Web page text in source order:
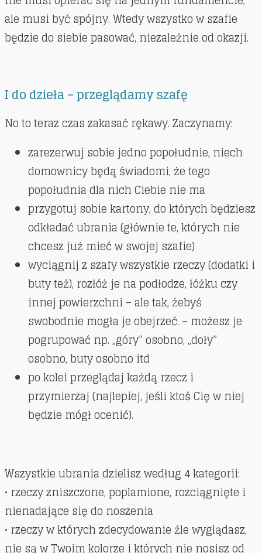
ale musi być spójny. Wtedy wszystko w szafie
będzie do siebie pasować, niezależnie od okazji.
I do dzieła – przeglądamy szafę
No to teraz czas zakasać rękawy. Zaczynamy:
zarezerwuj sobie jedno popołudnie, niech
domownicy będą świadomi, że tego
popołudnia dla nich Ciebie nie ma
przygotuj sobie kartony, do których będziesz
odkładać ubrania (głównie te, których nie
chcesz już mieć w swojej szafie)
wyciągnij z szafy wszystkie rzeczy (dodatki i
buty też), rozłóż je na podłodze, łóżku czy
innej powierzchni – ale tak, żebyś
swobodnie mogła je obejrzeć. – możesz je
pogrupować np. „góry” osobno, „doły”
osobno, buty osobno itd
po kolei przeglądaj każdą rzecz i
przymierzaj (najlepiej, jeśli ktoś Cię w niej
będzie mógł ocenić).
Wszystkie ubrania dzielisz według 4 kategorii:
• rzeczy zniszczone, poplamione, rozciągnięte i
nienadające się do noszenia
• rzeczy w których zdecydowanie źle wyglądasz,
nie są w Twoim kolorze i których nie nosisz od